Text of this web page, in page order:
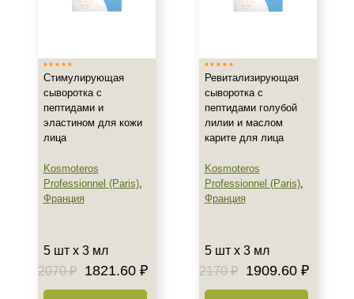
Защита
Лифтинг
Показать еще
Область применения
Веки
Декольте
Кисти рук
Объём
фл
Стимулирующая
сыворотка с
пептидами и
эластином для кожи
лица
Kosmoteros
Professionnel (Paris),
Франция
5 шт х 3 мл
2070 ₽
1821.60 ₽
Ревитализирующая
сыворотка с
пептидами голубой
лилии и маслом
карите для лица
Kosmoteros
Professionnel (Paris),
Франция
5 шт х 3 мл
2170 ₽
1909.60 ₽